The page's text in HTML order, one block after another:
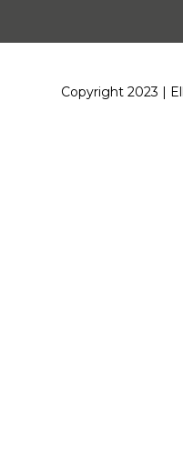
Copyright 2023 |